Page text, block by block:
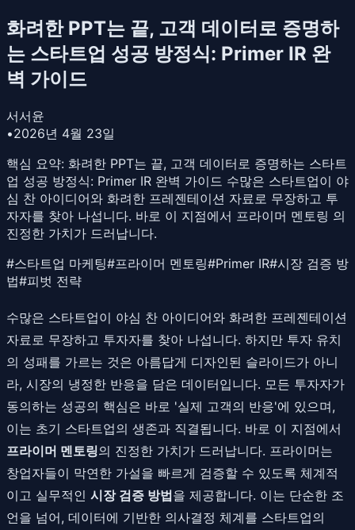
화려한 PPT는 끝, 고객 데이터로 증명하
는 스타트업 성공 방정식: Primer IR 완
벽 가이드
서서윤
•2026년 4월 23일
핵심 요약: 화려한 PPT는 끝, 고객 데이터로 증명하는 스타트
업 성공 방정식: Primer IR 완벽 가이드 수많은 스타트업이 야
심 찬 아이디어와 화려한 프레젠테이션 자료로 무장하고 투
자자를 찾아 나섭니다. 바로 이 지점에서 프라이머 멘토링 의
진정한 가치가 드러납니다.
#스타트업 마케팅#프라이머 멘토링#Primer IR#시장 검증 방
법#피벗 전략
수많은 스타트업이 야심 찬 아이디어와 화려한 프레젠테이션
자료로 무장하고 투자자를 찾아 나섭니다. 하지만 투자 유치
의 성패를 가르는 것은 아름답게 디자인된 슬라이드가 아니
라, 시장의 냉정한 반응을 담은 데이터입니다. 모든 투자자가
동의하는 성공의 핵심은 바로 '실제 고객의 반응'에 있으며,
이는 초기 스타트업의 생존과 직결됩니다. 바로 이 지점에서
프라이머 멘토링의 진정한 가치가 드러납니다. 프라이머는
창업자들이 막연한 가설을 빠르게 검증할 수 있도록 체계적
이고 실무적인 시장 검증 방법을 제공합니다. 이는 단순한 조
언을 넘어, 데이터에 기반한 의사결정 체계를 스타트업의